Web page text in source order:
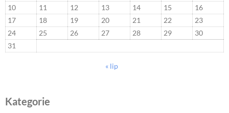
10
11 12 13 14 15
16
17
18 19 20 21 22
23
24
25 26 27 28 29
30
31
« lip
Kategorie